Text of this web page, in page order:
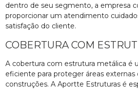
dentro de seu segmento, a empresa
proporcionar um atendimento
satisfação do cliente.
COBERTURA COM
A cobertura com estrutura metálica é
eficiente para proteger áreas externas
construções. A Aportte Estruturas é